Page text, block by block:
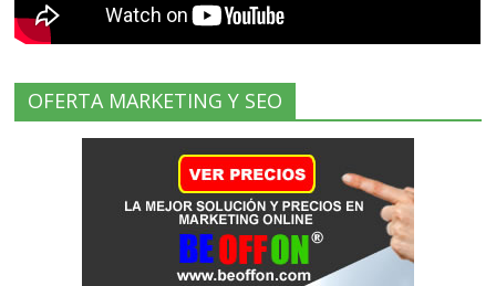
OFERTA MARKETING Y SEO